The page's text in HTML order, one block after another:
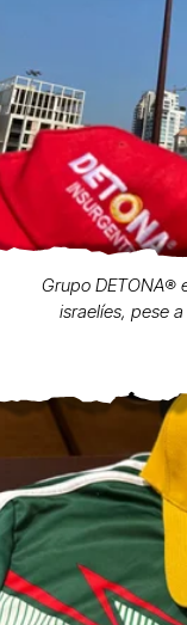
Grupo DETONA®️
israelíes, pese